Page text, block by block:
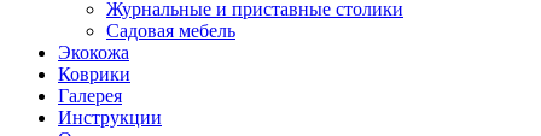
Журнальные и приставные столики
Садовая мебель
Экокожа
Коврики
Галерея
Инструкции